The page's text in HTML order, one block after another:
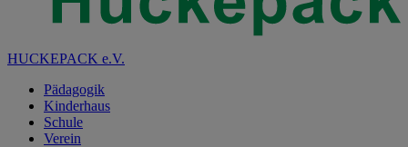
HUCKEPACK e.V.
Pädagogik
Kinderhaus
Schule
Verein